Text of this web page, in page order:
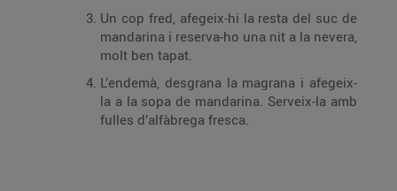
Un cop fred, afegeix-hi la resta del suc de
mandarina i reserva-ho una nit a la nevera,
molt ben tapat.
L’endemà, desgrana la magrana i afegeix-
la a la sopa de mandarina. Serveix-la amb
fulles d’alfàbrega fresca.